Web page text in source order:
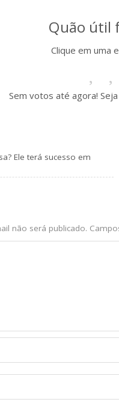
Quão útil
Clique em uma
Sem votos até agora!
Ele terá sucesso em
não será publicado.